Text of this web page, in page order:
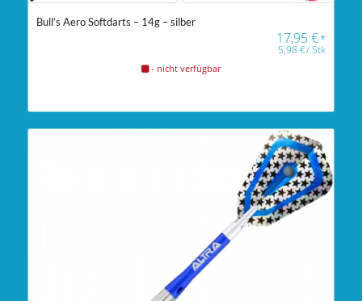
Bull’s Aero Softdarts – 14g – silber
17,95€*
5,98€/Stk
- nicht verfügbar